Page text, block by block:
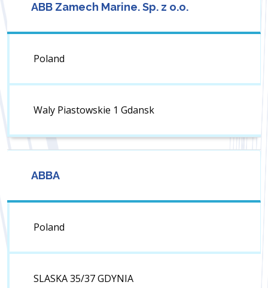
ABB Zamech Marine. Sp. z o.o.
Poland
Waly Piastowskie 1 Gdansk
ABBA
Poland
SLASKA 35/37 GDYNIA